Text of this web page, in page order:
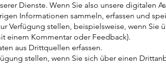
Dienste. Wenn Sie also unsere digitalen
Informationen sammeln, erfassen und
Verfügung stellen, beispielsweise, wenn
einem Kommentar oder Feedback).
aus Drittquellen erfassen.
stellen, wenn Sie sich über einen